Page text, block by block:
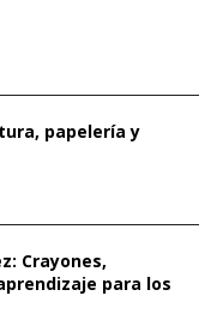
papelería y
Crayones,
para los